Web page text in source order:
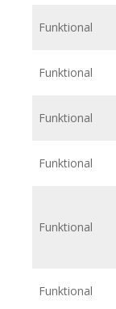
Funktional
Funktional
Funktional
Funktional
Funktional
Funktional